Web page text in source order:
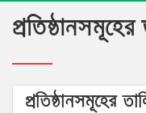
প্রতিষ্ঠানসমূহের
প্রতিষ্ঠানসমূহের